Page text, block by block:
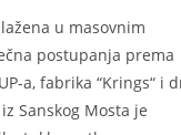
u masovnim
postupanja prema
a, fabrika “Krings“ i
Sanskog Mosta je